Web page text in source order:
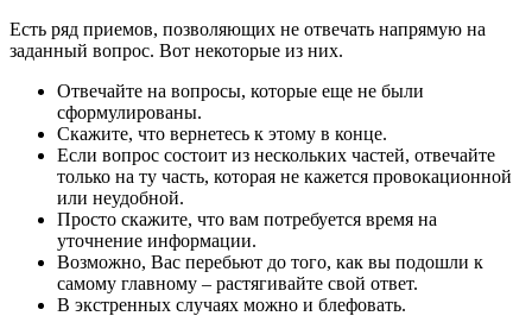
Есть ряд приемов, позволяющих не отвечать напрямую на
заданный вопрос. Вот некоторые из них.
Отвечайте на вопросы, которые еще не были
сформулированы.
Скажите, что вернетесь к этому в конце.
Если вопрос состоит из нескольких частей, отвечайте
только на ту часть, которая не кажется провокационной
или неудобной.
Просто скажите, что вам потребуется время на
уточнение информации.
Возможно, Вас перебьют до того, как вы подошли к
самому главному – растягивайте свой ответ.
В экстренных случаях можно и блефовать.